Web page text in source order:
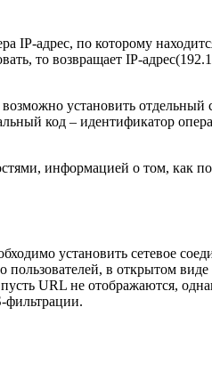
IP-адрес, по которому
то возвращает IP-
установить отдельный
код – идентификатор
информацией о том, как
установить сетевое
в открытом
URL не отображаются,
фильтрации.